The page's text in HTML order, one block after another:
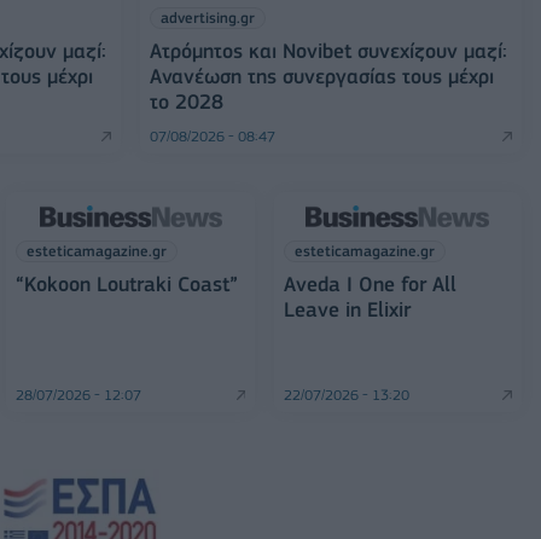
μαζί:
μέχρι
advertising.gr
Ατρόμητος και Novibet συνεχίζουν μαζί:
Ανανέωση της συνεργασίας τους μέχρι
το 2028
07/08/2026 - 08:47
esteticamagazine.gr
“Kokoon Loutraki Coast”
28/07/2026 - 12:07
esteticamagazine.gr
Aveda I One for All
Leave in Elixir
22/07/2026 - 13:20